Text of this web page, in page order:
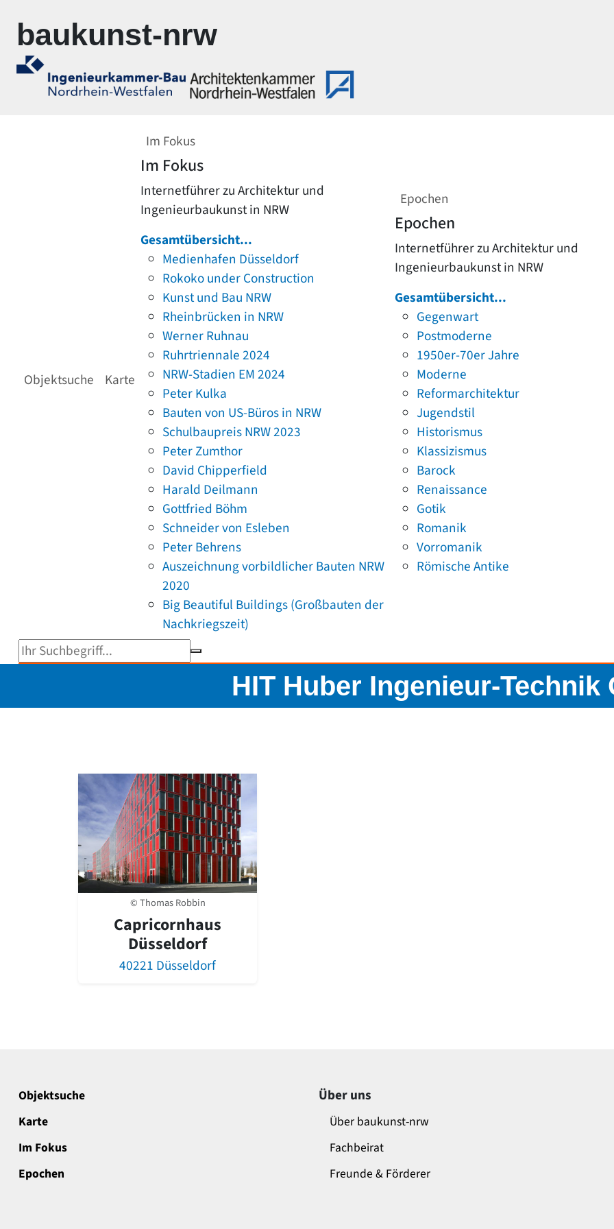
baukunst-nrw
Objektsuche Karte
Im Fokus
Im Fokus
Internetführer zu Architektur und
Ingenieurbaukunst in NRW
Gesamtübersicht...
Medienhafen Düsseldorf
Rokoko under Construction
Kunst und Bau NRW
Rheinbrücken in NRW
Werner Ruhnau
Ruhrtriennale 2024
NRW-Stadien EM 2024
Peter Kulka
Bauten von US-Büros in NRW
Schulbaupreis NRW 2023
Peter Zumthor
David Chipperfield
Harald Deilmann
Gottfried Böhm
Schneider von Esleben
Peter Behrens
Auszeichnung vorbildlicher Bauten NRW
2020
Big Beautiful Buildings (Großbauten der
Nachkriegszeit)
Epochen
Epochen
Internetführer zu Architektur und
Ingenieurbaukunst in NRW
Gesamtübersicht...
Gegenwart
Postmoderne
1950er-70er Jahre
Moderne
Reformarchitektur
Jugendstil
Historismus
Klassizismus
Barock
Renaissance
Gotik
Romanik
Vorromanik
Römische Antike
Suchbegriff eingeben
HIT Huber Ingenieur-Technik
© Thomas Robbin
Capricornhaus
Düsseldorf
40221 Düsseldorf
Objektsuche
Karte
Im Fokus
Epochen
Über uns
Über baukunst-nrw
Fachbeirat
Freunde & Förderer